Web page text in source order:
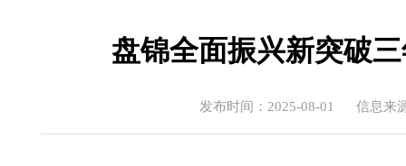
盘锦全面振兴新突破
发布时间：2025-08-01 信息来